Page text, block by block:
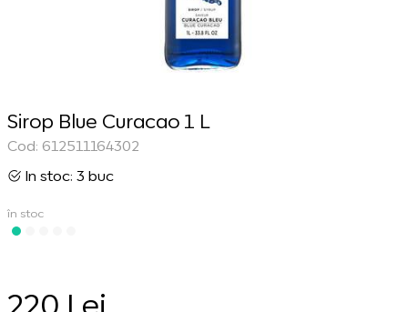
Sirop Blue Curacao 1 L
Cod: 612511164302
In stoc: 3 buc
în stoc
220 Lei